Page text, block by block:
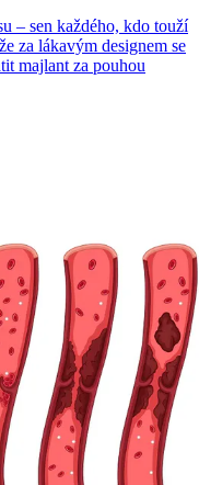
– sen každého, kdo touží
za lákavým designem se
majlant za pouhou